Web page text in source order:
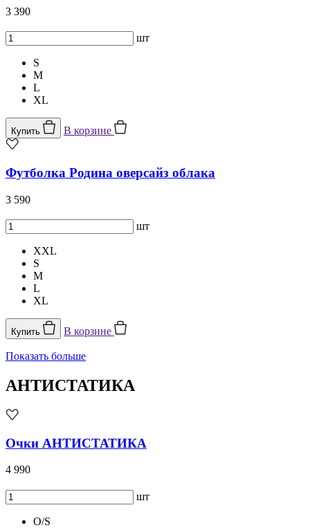
3 390
шт
S
M
L
XL
Купить В корзине
Футболка Родина оверсайз облака
3 590
шт
XXL
S
M
L
XL
Купить В корзине
Показать больше
АНТИСТАТИКА
Очки АНТИСТАТИКА
4 990
шт
O/S